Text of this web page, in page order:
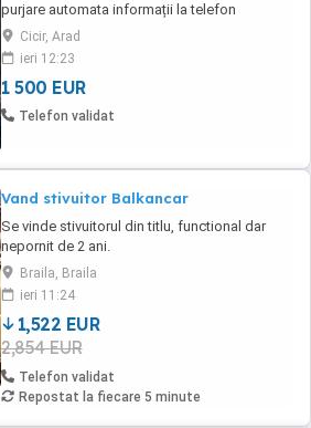
purjare automata informații la telefon
Cicir, Arad
ieri 12:23
1 500 EUR
Telefon validat
Vand stivuitor Balkancar
Se vinde stivuitorul din titlu, functional dar
nepornit de 2 ani.
Braila, Braila
ieri 11:24
1,522 EUR
2,854 EUR
Telefon validat
Repostat la fiecare 5 minute